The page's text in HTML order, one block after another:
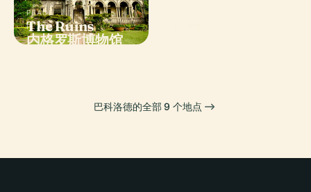
PLACE
The Ruins
PLACE
内格罗斯博物馆
巴科洛德的全部 9 个地点